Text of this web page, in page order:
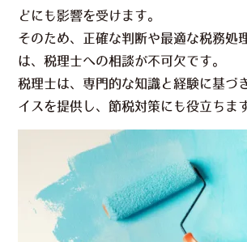
どにも影響を受けます。
そのため、正確な判断や最適な税務処
は、税理士への相談が不可欠です。
税理士は、専門的な知識と経験に基づ
イスを提供し、節税対策にも役立ちま